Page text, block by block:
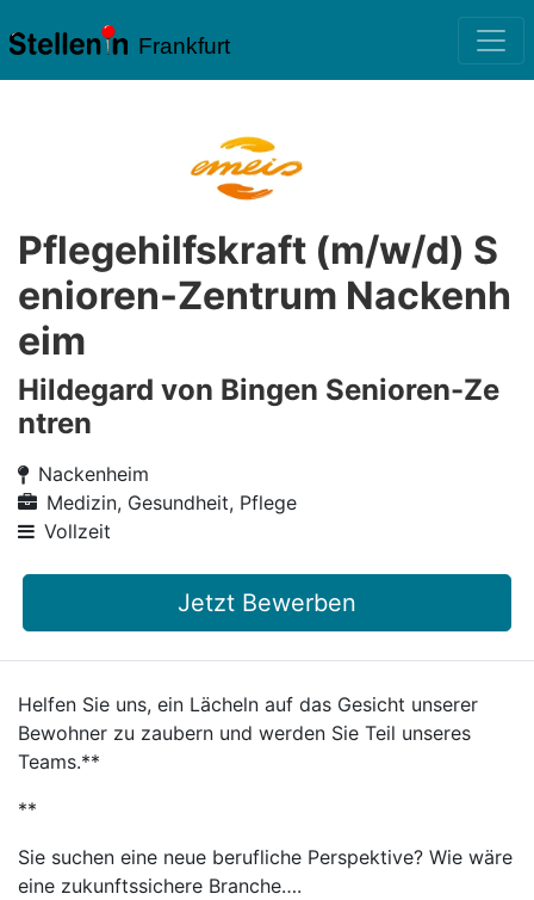
Frankfurt
Pflegehilfskraft (m/w/d) S
enioren-Zentrum Nackenh
eim
Hildegard von Bingen Senioren-Ze
ntren
Nackenheim
Medizin, Gesundheit, Pflege
Vollzeit
Jetzt Bewerben
Helfen Sie uns, ein Lächeln auf das Gesicht unserer
Bewohner zu zaubern und werden Sie Teil unseres
Teams.**
**
Sie suchen eine neue berufliche Perspektive? Wie wäre
eine zukunftssichere Branche….